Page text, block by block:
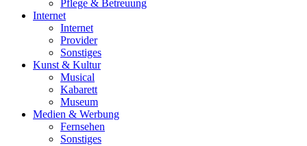
Pflege & Betreuung
Internet
Internet
Provider
Sonstiges
Kunst & Kultur
Musical
Kabarett
Museum
Medien & Werbung
Fernsehen
Sonstiges